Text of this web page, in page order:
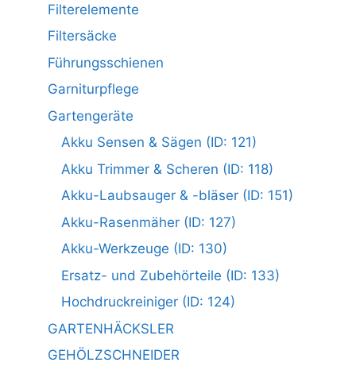
Filterelemente
Filtersäcke
Führungsschienen
Garniturpflege
Gartengeräte
Akku Sensen & Sägen (ID: 121)
Akku Trimmer & Scheren (ID: 118)
Akku-Laubsauger & -bläser (ID: 151)
Akku-Rasenmäher (ID: 127)
Akku-Werkzeuge (ID: 130)
Ersatz- und Zubehörteile (ID: 133)
Hochdruckreiniger (ID: 124)
GARTENHÄCKSLER
GEHÖLZSCHNEIDER